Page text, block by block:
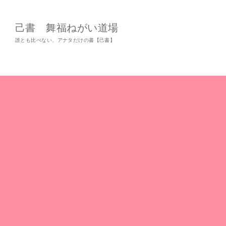
己書 舞福ねがい道場
誰とも比べない、アナタだけの書【己書】